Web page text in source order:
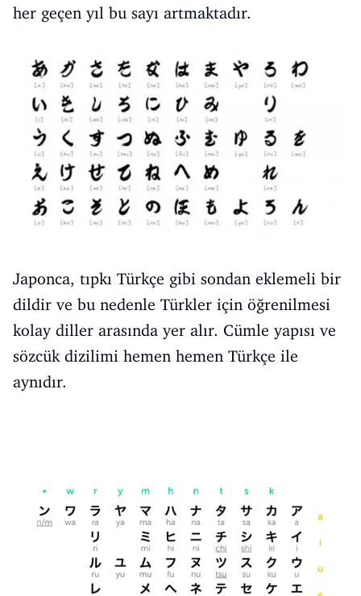
her geçen yıl bu sayı artmaktadır.
Japonca, tıpkı Türkçe gibi sondan eklemeli bir
dildir ve bu nedenle Türkler için öğrenilmesi
kolay diller arasında yer alır. Cümle yapısı ve
sözcük dizilimi hemen hemen Türkçe ile
aynıdır.